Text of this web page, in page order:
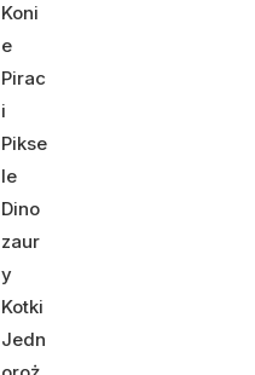
Koni
e
Pirac
i
Pikse
le
Dino
zaur
y
Kotki
Jedn